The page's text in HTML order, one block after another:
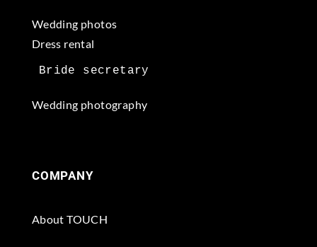
Wedding photos
Dress rental
Wedding photography
COMPANY
About TOUCH